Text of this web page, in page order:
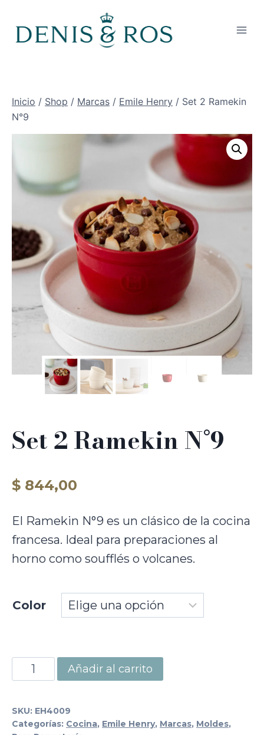
contenido
Inicio / Shop / Marcas / Emile Henry / Set 2 Ramekin
N°9
Set 2 Ramekin N°9
$ 844,00
El Ramekin N°9 es un clásico de la cocina
francesa. Ideal para preparaciones al
horno como soufflés o volcanes.
Color
2
N°9
Añadir al carrito
SKU: EH4009
Categorías: Cocina, Emile Henry, Marcas, Moldes,